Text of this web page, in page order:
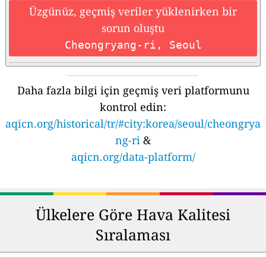
Üzgünüz, geçmiş veriler yüklenirken bir
sorun oluştu
Cheongryang-ri, Seoul
Daha fazla bilgi için geçmiş veri platformunu
kontrol edin:
aqicn.org/historical/tr/#city:korea/seoul/cheongrya
ng-ri &
aqicn.org/data-platform/
Ülkelere Göre Hava Kalitesi
Sıralaması